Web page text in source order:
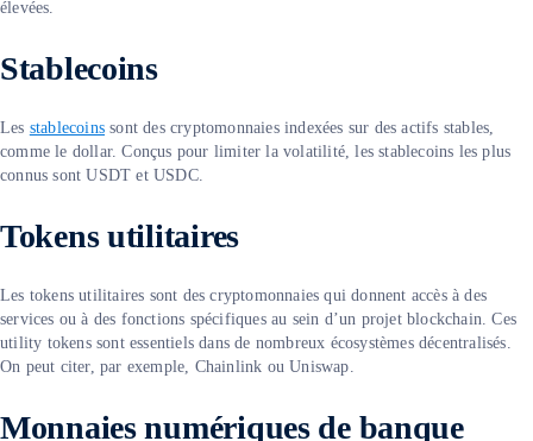
élevées.
Stablecoins
Les stablecoins sont des cryptomonnaies indexées sur des actifs stables,
comme le dollar. Conçus pour limiter la volatilité, les stablecoins les plus
connus sont USDT et USDC.
Tokens utilitaires
Les tokens utilitaires sont des cryptomonnaies qui donnent accès à des
services ou à des fonctions spécifiques au sein d’un projet blockchain. Ces
utility tokens sont essentiels dans de nombreux écosystèmes décentralisés.
On peut citer, par exemple, Chainlink ou Uniswap.
Monnaies numériques de banque